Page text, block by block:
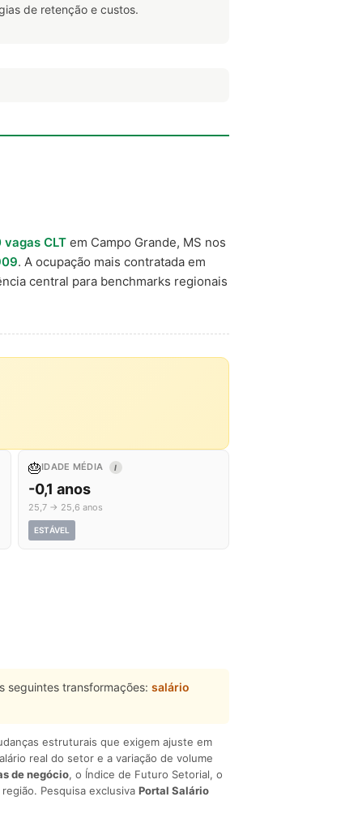
de retenção e custos.
CLT em Campo Grande, MS nos
. A ocupação mais contratada em
central para benchmarks regionais
🎂IDADE MÉDIA I
-0,1 anos
25,7 → 25,6 anos
ESTÁVEL
seguintes transformações: salário
estruturais que exigem ajuste em
real do setor e a variação de volume
de negócio, o Índice de Futuro Setorial, o
Pesquisa exclusiva Portal Salário